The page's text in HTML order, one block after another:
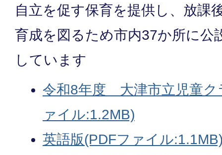
自立を促す保育を提供し、放課
育成を図るため市内37か所に公
しています
令和8年度 大津市立児童ク
ァイル:1.2MB)
英語版(PDFファイル